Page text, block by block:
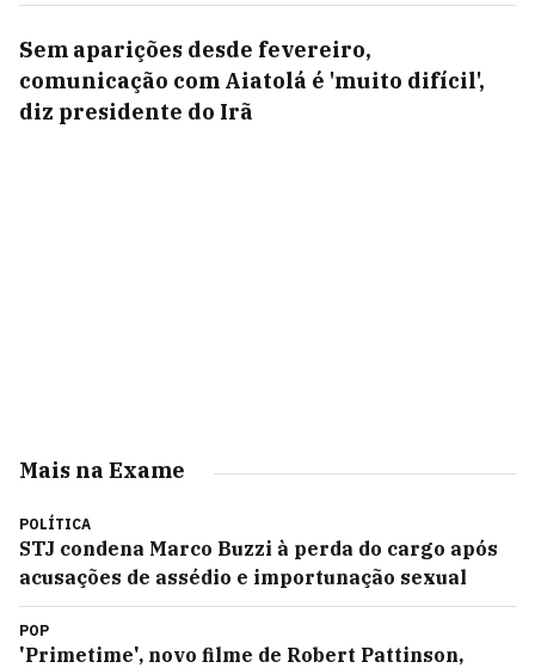
Sem aparições desde fevereiro,
comunicação com Aiatolá é 'muito difícil',
diz presidente do Irã
Mais na Exame
POLÍTICA
STJ condena Marco Buzzi à perda do cargo após
acusações de assédio e importunação sexual
POP
'Primetime', novo filme de Robert Pattinson,